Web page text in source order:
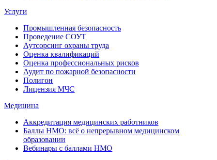
Услуги
Промышленная безопасность
Проведение СОУТ
Аутсорсинг охраны труда
Оценка квалификаций
Оценка профессиональных рисков
Аудит по пожарной безопасности
Полигон
Лицензия МЧС
Медицина
Аккредитация медицинских работников
Баллы НМО: всё о непрерывном медицинском
образовании
Вебинары с баллами НМО